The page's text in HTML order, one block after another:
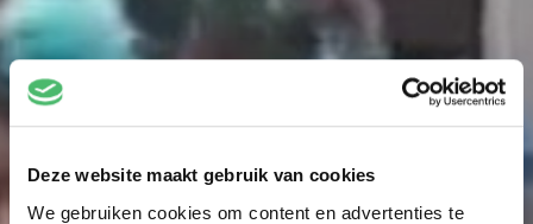
Deze website maakt gebruik van cookies
We gebruiken cookies om content en advertenties te